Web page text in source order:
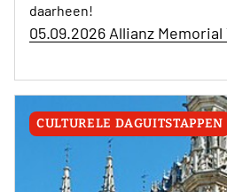
daarheen!
05.09.2026 Allianz Memorial
CULTURELE DAGUITSTAPPEN